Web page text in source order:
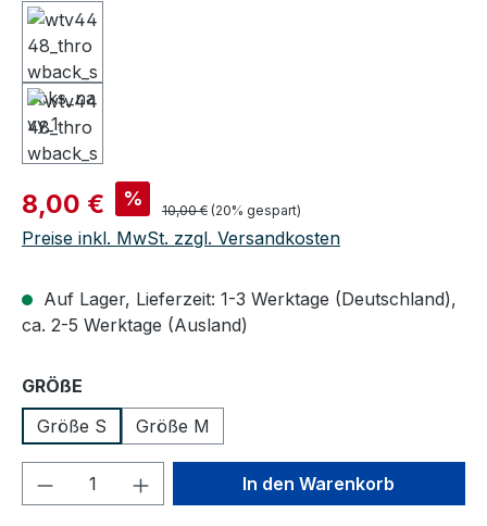
Verkaufspreis:
8,00 € % Regulärer Preis:
10,00 € (20% gespart)
Preise inkl. MwSt. zzgl. Versandkosten
Auf Lager, Lieferzeit: 1-3 Werktage (Deutschland),
ca. 2-5 Werktage (Ausland)
GRÖßE
Größe S
Größe M
Produkt Anzahl: Gib denIn den Warenkorb